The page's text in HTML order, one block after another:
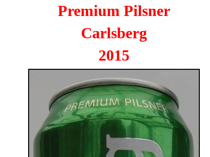
Premium Pilsner
Carlsberg
2015